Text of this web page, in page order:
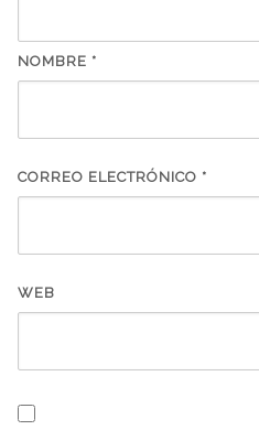
NOMBRE *
CORREO ELECTRÓNICO *
WEB